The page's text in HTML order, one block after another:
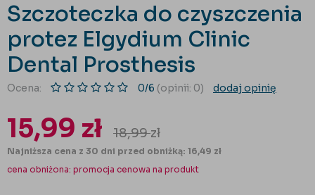
Szczoteczka do czyszczenia
protez Elgydium Clinic
Dental Prosthesis
Ocena: 0/6 (opinii: 0) dodaj opinię
15,99 zł 18,99zł
Najniższa cena z 30 dni przed obniżką: 16,49 zł
cena obniżona: promocja cenowa na produkt